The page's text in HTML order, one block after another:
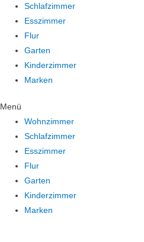
Schlafzimmer
Esszimmer
Flur
Garten
Kinderzimmer
Marken
Menü
Wohnzimmer
Schlafzimmer
Esszimmer
Flur
Garten
Kinderzimmer
Marken